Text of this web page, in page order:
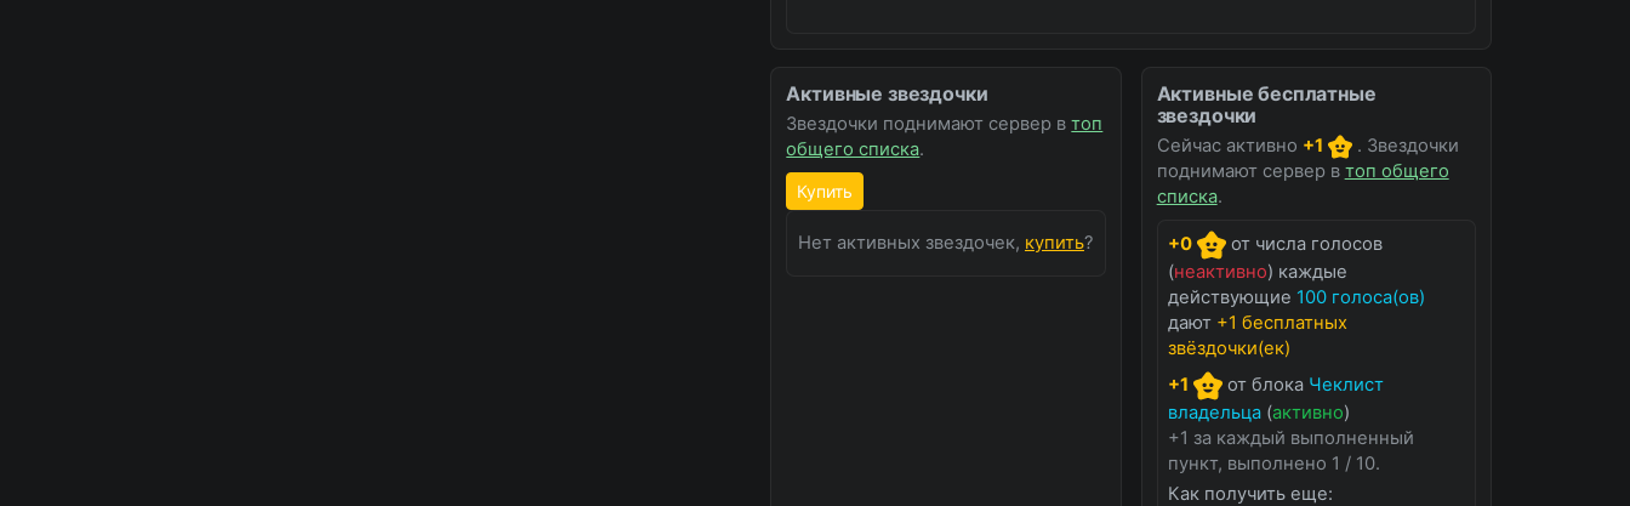
Активные звездочки
Звездочки поднимают сервер втоп
общего списка.
Купить
Нет активных звездочек, купить?
Активные бесплатные
звездочки
Сейчас активно +1
. Звездочки
поднимают сервер в топ общего
списка.
+0
от числа голосов
(неактивно) каждые
действующие 100 голоса(ов)
дают +1 бесплатных
звёздочки(ек)
+1
от блока Чеклист
владельца(активно)
+1 за каждый выполненный
пункт, выполнено 1 / 10.
Как получить еще: